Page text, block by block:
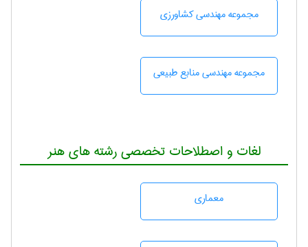
مجموعه مهندسی كشاورزی
مجموعه مهندسی منابع طبيعی
لغات و اصطلاحات تخصصی رشته های هنر
معماری